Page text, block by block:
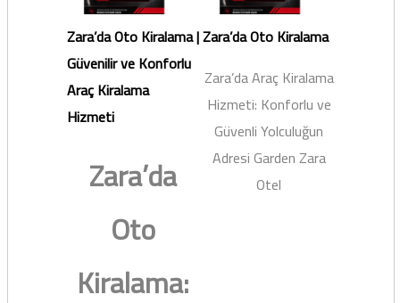
Zara’da Oto Kiralama |
Güvenilir ve Konforlu
Araç Kiralama
Hizmeti
Zara’da
Oto
Kiralama:
Zara’da Oto Kiralama
Zara’da Araç Kiralama
Hizmeti: Konforlu ve
Güvenli Yolculuğun
Adresi Garden Zara
Otel